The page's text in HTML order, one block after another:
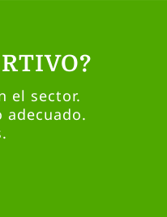
el sector.